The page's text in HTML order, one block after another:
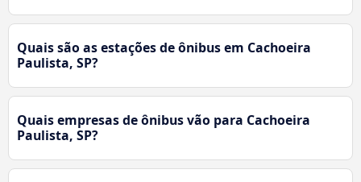
Quais são as estações de ônibus em Cachoeira
Paulista, SP?
Quais empresas de ônibus vão para Cachoeira
Paulista, SP?